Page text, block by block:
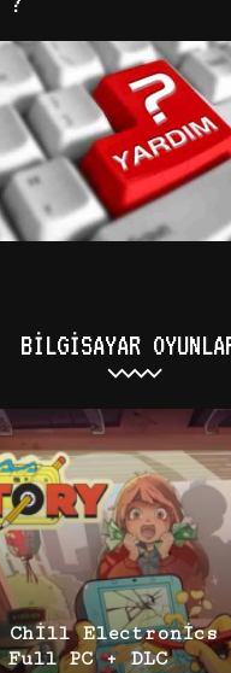
BILGISAYAR
Chill Electronics
PC + DLC